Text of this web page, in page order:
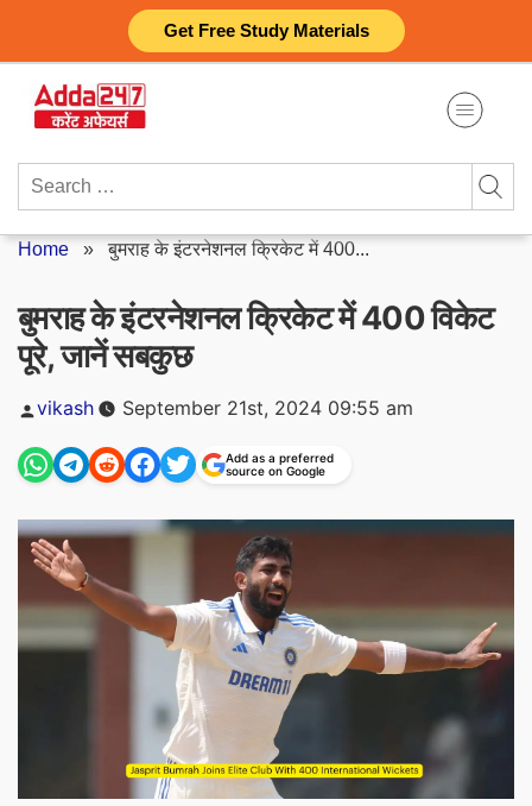
Get Free Study Materials
content
Search
Home »बुमराह के इंटरनेशनल क्रिकेट में 400...
बुमराह के इंटरनेशनल क्रिकेट में 400 विकेट
पूरे, जानें सबकुछ
Posted
vikash September 21st, 2024 09:55 am
Add as a preferred
source on Google